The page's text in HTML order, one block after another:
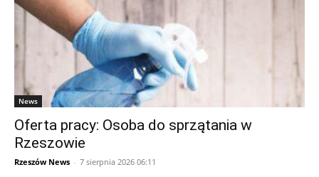
News
Oferta pracy: Osoba do sprzątania w
Rzeszowie
Rzeszów News - 7 sierpnia 2026 06:11